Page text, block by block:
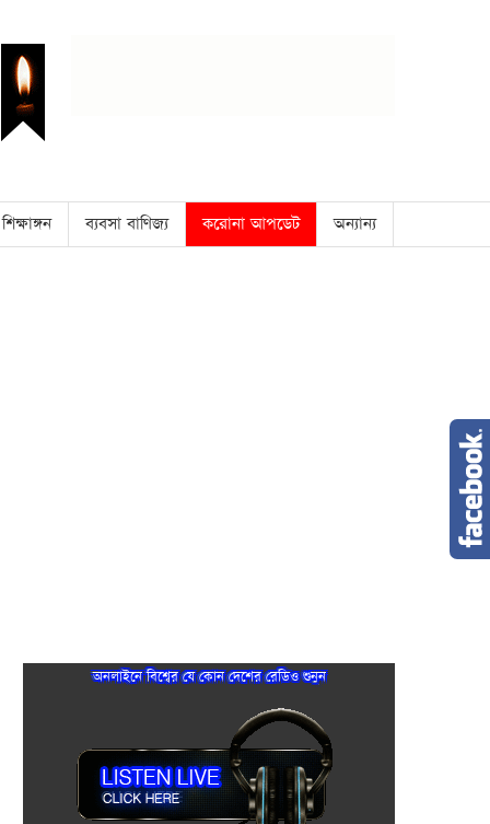
শিক্ষাঙ্গন ব্যবসা বাণিজ্য করোনা আপডেট অন্যান্য
অনলাইনে বিশ্বের যে কোন দেশের রেডিও শুনুন